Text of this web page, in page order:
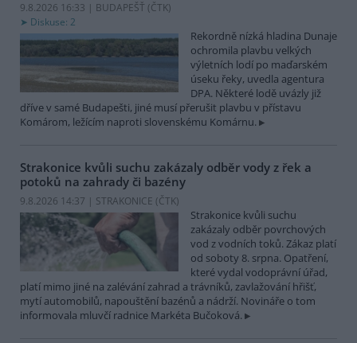
9.8.2026 16:33 | BUDAPEŠŤ (ČTK)
Diskuse: 2
Rekordně nízká hladina Dunaje
ochromila plavbu velkých
výletních lodí po maďarském
úseku řeky, uvedla agentura
DPA. Některé lodě uvázly již
dříve v samé Budapešti, jiné musí přerušit plavbu v přístavu
Komárom, ležícím naproti slovenskému Komárnu.
Strakonice kvůli suchu zakázaly odběr vody z řek a
potoků na zahrady či bazény
9.8.2026 14:37 | STRAKONICE (ČTK)
Strakonice kvůli suchu
zakázaly odběr povrchových
vod z vodních toků. Zákaz platí
od soboty 8. srpna. Opatření,
které vydal vodoprávní úřad,
platí mimo jiné na zalévání zahrad a trávníků, zavlažování hřišť,
mytí automobilů, napouštění bazénů a nádrží. Novináře o tom
informovala mluvčí radnice Markéta Bučoková.